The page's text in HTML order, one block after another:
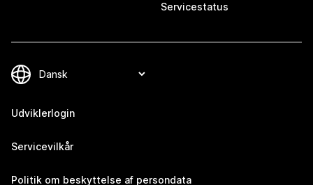
Servicestatus
Udviklerlogin
Servicevilkår
Politik om beskyttelse af persondata